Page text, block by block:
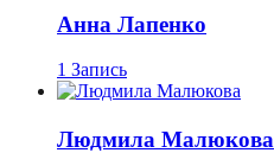
Анна Лапенко
1 Запись
Людмила Малюкова